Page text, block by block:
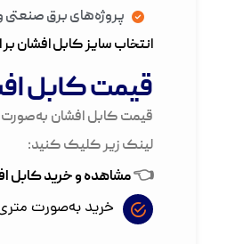
پروژه‌های برق صنعتی
انتخاب سایز کابل افشان بر
قیمت کابل
لینک زیر کلیک کنید:
👈مشاهده و خرید کابل
خرید به‌صورت